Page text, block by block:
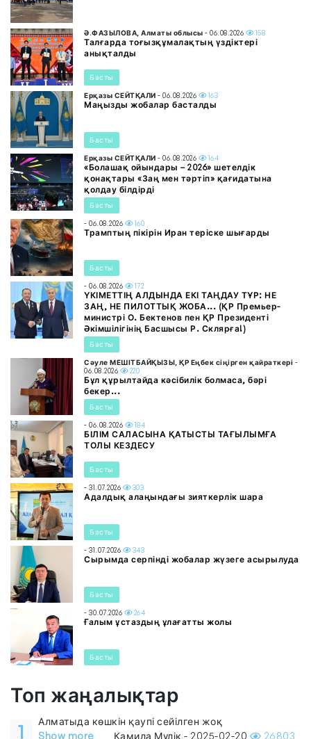
Ә.ФАЗЫЛОВА, Алматы облысы - 06.08.2026 158
Талғарда тоғызқұмалақтың үздіктері
анықталды
Басты
Ерқазы СЕЙТҚАЛИ - 06.08.2026 163
Маңызды жобалар басталды
Басты
Ерқазы СЕЙТҚАЛИ - 06.08.2026 164
«Болашақ ойындары – 2026» шетелдік
қонақтары «Заң мен тәртіп» қағидатына
қолдау білдірді
Басты
- 06.08.2026 160
Трамптың пікірін Иран теріске шығарды
Басты
- 06.08.2026 172
ҮКІМЕТТІҢ АЛДЫНДА ЕКІ ТАҢДАУ ТҰР: НЕ
ЗАҢ, НЕ ПИЛОТТЫҚ ЖОБА... (ҚР Премьер-
министрі О. Бектенов пен ҚР Президенті
Әкімшілігінің Басшысы Р. Склярға!)
Басты
Сәуле МЕШІТБАЙҚЫЗЫ, ҚР Еңбек сіңірген қайраткері -
06.08.2026
220
Бұл құрылтайда кәсібилік болмаса, бәрі
бекер...
Басты
- 06.08.2026 184
БІЛІМ САЛАСЫНА ҚАТЫСТЫ ТАҒЫЛЫМҒА
ТОЛЫ КЕЗДЕСУ
Басты
- 31.07.2026 303
Адалдық алаңындағы зияткерлік шара
Басты
- 31.07.2026 343
Сырымда серпінді жобалар жүзеге асырылуда
Басты
- 30.07.2026 264
Ғалым ұстаздың ұлағатты жолы
Басты
Топ жаңалықтар
1
Алматыда көшкін қаупі сейілген жоқ
Show more
Камила Мүлік - 2025-02-20 26803